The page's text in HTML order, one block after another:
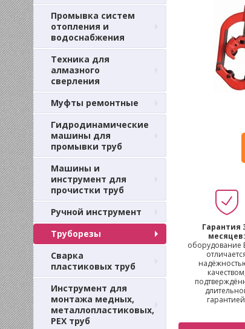
Промывка систем
отопления и
водоснабжения
Техника для
алмазного
сверления
Муфты ремонтные
Гидродинамические
машины для
промывки труб
Машины и
инструмент для
прочистки труб
Ручной инструмент
Труборезы
Сварка
пластиковых труб
Инструмент для
монтажа медных,
металлопластиковых,
PEX труб
Гарантия
месяцев:
оборудование
качеством,